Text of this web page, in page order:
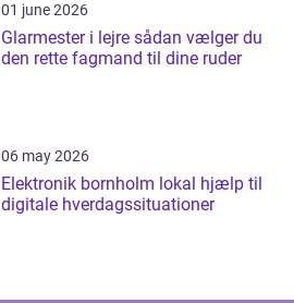
01 june 2026
Glarmester i lejre sådan vælger du
den rette fagmand til dine ruder
06 may 2026
Elektronik bornholm lokal hjælp til
digitale hverdagssituationer